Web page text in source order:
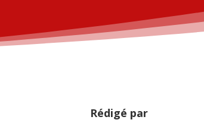
Rédigé par